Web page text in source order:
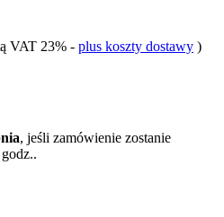
VAT 23% - plus koszty dostawy )
, jeśli zamówienie zostanie
.